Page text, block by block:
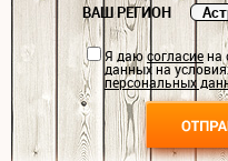
ВАШ РЕГИОН
Я даюсогласиена
данных на
персональных